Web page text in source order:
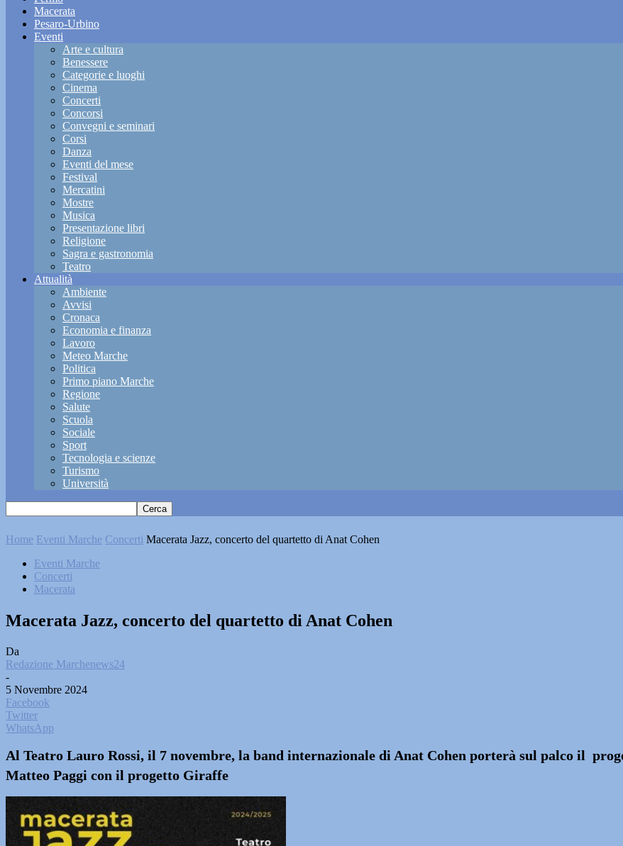
Macerata
Pesaro-Urbino
Eventi
Arte e cultura
Benessere
Categorie e luoghi
Cinema
Concerti
Concorsi
Convegni e seminari
Corsi
Danza
Eventi del mese
Festival
Mercatini
Mostre
Musica
Presentazione libri
Religione
Sagra e gastronomia
Teatro
Attualità
Ambiente
Avvisi
Cronaca
Economia e finanza
Lavoro
Meteo Marche
Politica
Primo piano Marche
Regione
Salute
Scuola
Sociale
Sport
Tecnologia e scienze
Turismo
Università
Home Eventi Marche Concerti Macerata Jazz, concerto del quartetto di Anat Cohen
Eventi Marche
Concerti
Macerata
Macerata Jazz, concerto del quartetto di Anat Cohen
Da
Redazione Marchenews24
-
5 Novembre 2024
Facebook
Twitter
WhatsApp
Al Teatro Lauro Rossi, il 7 novembre, la band internazionale di Anat Cohen porterà sul palco il
Matteo Paggi con il progetto Giraffe